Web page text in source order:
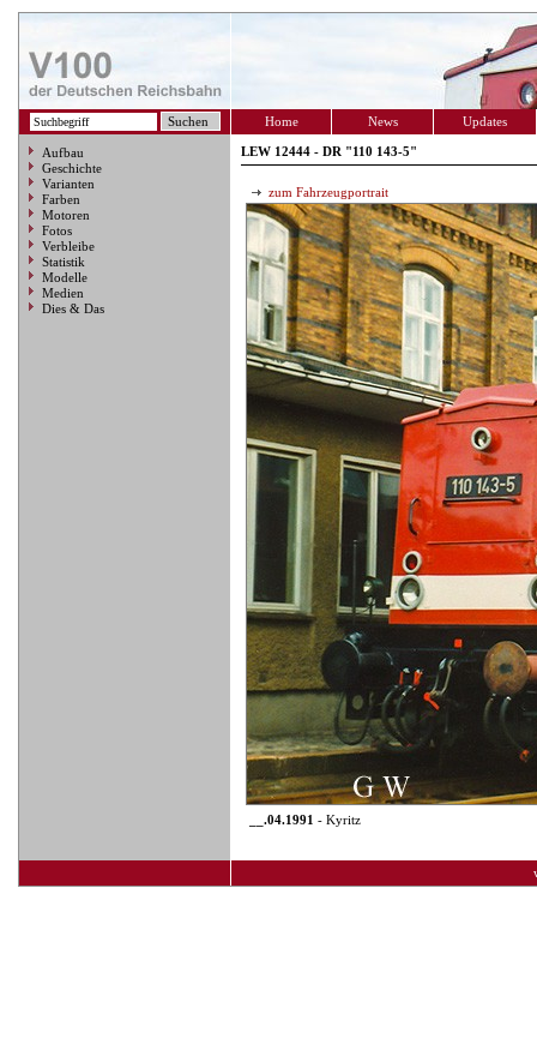
Home News Updates
Aufbau
Geschichte
Varianten
Farben
Motoren
Fotos
Verbleibe
Statistik
Modelle
Medien
Dies & Das
LEW 12444 - DR "110 143-5"
zum Fahrzeugportrait
__.04.1991 - Kyritz